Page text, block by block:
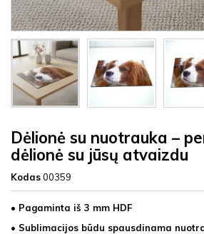
Dėlionė su nuotrauka –
dėlionė su jūsų atvaizdu
Kodas00359
• Pagaminta iš 3 mm HDF
• Sublimacijos būdu spausdinama